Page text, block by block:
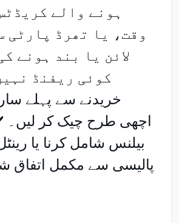
ہونے والے
وقت، یا تھرڈ پارٹی
لائن یا بند ہونے
کوئی ریفنڈ
خریدنے سے پہلے
اچھی طرح چیک کر لیں۔
بیلنس شامل کرنا یا
پالیسی سے مکمل اتفاق